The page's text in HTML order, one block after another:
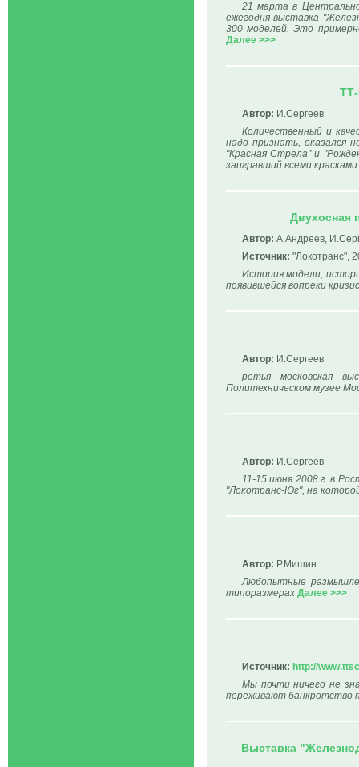
21 марта в
ежегодня выставка
300 моделей. Это
Далее >>>
Автор: И.Сергеев
Количественный и
надо признать, оказался
"Красная Стрела" и
заигравший всеми
Двухосная
Автор: А.Андреев,
Источник: "Локотранс",
История модели,
появившейся вопреки
Автор: И.Сергеев
ретья московская
Политехническом музее
Автор: И.Сергеев
11-15 июня 2008 г. в
"Локотранс-Юг", на
Автор: Р.Мишин
Любопытные
типоразмерах Далее >>>
Источник: http://
Мы почти ничего не
переживают банкротство
Выставка